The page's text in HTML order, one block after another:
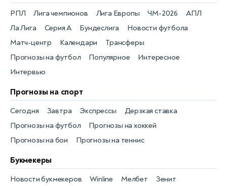
Новости футбола
РПЛ
Матч-центр
Лига чемпионов
Календари
Лига Европы
Трансферы
ЧМ-2026
Прогнозы на футбол
АПЛ
Популярное
Ла Лига
Интересное
Серия А
Интервью
Бундеслига
Прогнозы на спорт
Прогнозы на футбол
Сегодня
Прогнозы на хоккей
Завтра
Прогнозы на бои
Экспрессы
Прогнозы на теннис
Дерзкая ставка
Букмекеры
Новости букмекеров
Winline
Мелбет
Зенит